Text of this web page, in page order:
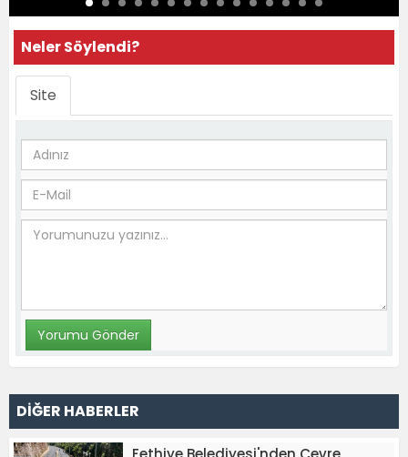
Neler Söylendi?
Site
DİĞER HABERLER